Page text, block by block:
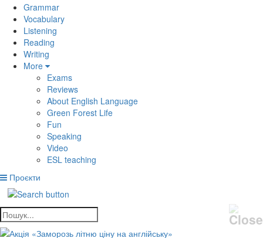
Grammar
Vocabulary
Listening
Reading
Writing
More
Exams
Reviews
About English Language
Green Forest Life
Fun
Speaking
Video
ESL teaching
Проєкти